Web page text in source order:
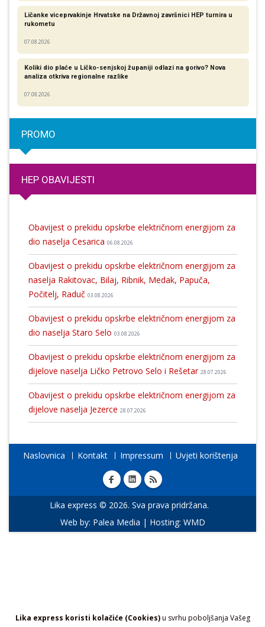
Lika express koristi kolačiće (Cookies)u svrhu poboljšanja Vašeg
Ličanke viceprvakinje Hrvatske na Državnoj završnici HEP turnira u
rukometu
07.08.2026
Koliki dio plaće u Ličko-senjskoj županiji odlazi na gorivo? Nova
analiza otkriva regionalne razlike​
07.08.2026
PROMO
HEP OBAVIJESTI
Obavijest o prekidu opskrbe električnom energijom za
dio naselja Cesarica 06.08.2026
Obavijest o prekidu opskrbe električnom energijom za
naselja Rakitovac, Bilaj, Ribnik, Medak, Papuča,
Počitelj, Raduč 03.08.2026
Obavijest o prekidu opskrbe električnom energijom za
dio naselja Staro Selo 03.08.2026
Obavijest o prekidu opskrbe električnom energijom za
dijelove naselja Ličko Petrovo Selo i Rešetar 28.07.2026
Obavijest o prekidu opskrbe električnom energijom za
dijelove naselja Jezerce 28.07.2026
Naslovnica Kontakt Impressum Uvjeti korištenja
Lika express © 2026. Sva prava pridržana.
Web by: Palea Media | Hosting: WMD